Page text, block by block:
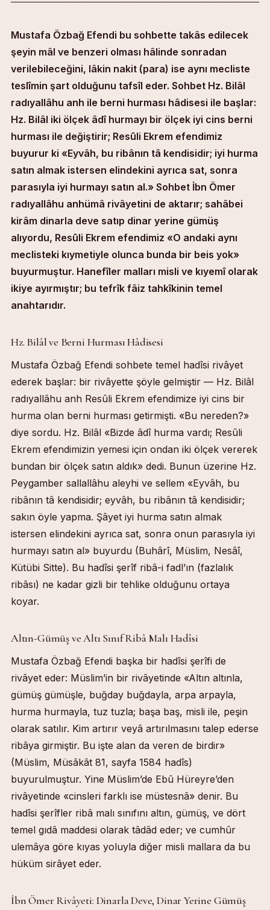
Mustafa Özbağ Efendi bu sohbette takâs edilecek
şeyin mâl ve benzeri olması hâlinde sonradan
verilebileceğini, lâkin nakit (para) ise aynı mecliste
teslîmin şart olduğunu tafsîl eder. Sohbet Hz. Bilâl
radıyallâhu anh ile berni hurması hâdisesi ile başlar:
Hz. Bilâl iki ölçek âdî hurmayı bir ölçek iyi cins berni
hurması ile değiştirir; Resûli Ekrem efendimiz
buyurur ki «Eyvâh, bu ribânın tâ kendisidir; iyi hurma
satın almak istersen elindekini ayrıca sat, sonra
parasıyla iyi hurmayı satın al.» Sohbet İbn Ömer
radıyallâhu anhümâ rivâyetini de aktarır; sahâbei
kirâm dinarla deve satıp dinar yerine gümüş
alıyordu, Resûli Ekrem efendimiz «O andaki aynı
meclisteki kıymetiyle olunca bunda bir beis yok»
buyurmuştur. Hanefîler malları misli ve kıyemî olarak
ikiye ayırmıştır; bu tefrîk fâiz tahkîkinin temel
anahtarıdır.
Altın-Gümüş ve Altı Sınıf Ribâ Malı Hadîsi
İbn Ömer Rivâyeti: Dinarla Deve, Dinar Yerine Gümüş
Misli Mallar ve Kıyemî Mallar Tefrîkı
Misli Mâlın Telefi ve Misliyle Tazmin
Klima Misâli ve Aksesuar Farkı
Eski Halı Karşılığı Yeni Halı Misâli
İlgili Sohbetler
Hz. Bilâl ve Berni Hurması Hâdisesi
Mustafa Özbağ Efendi sohbete temel hadîsi rivâyet
ederek başlar: bir rivâyette şöyle gelmiştir — Hz. Bilâl
radıyallâhu anh Resûli Ekrem efendimize iyi cins bir
hurma olan berni hurması getirmişti. «Bu nereden?»
diye sordu. Hz. Bilâl «Bizde âdî hurma vardı; Resûli
Ekrem efendimizin yemesi için ondan iki ölçek vererek
bundan bir ölçek satın aldık» dedi. Bunun üzerine Hz.
Peygamber sallallâhu aleyhi ve sellem «Eyvâh, bu
ribânın tâ kendisidir; eyvâh, bu ribânın tâ kendisidir;
sakın öyle yapma. Şâyet iyi hurma satın almak
istersen elindekini ayrıca sat, sonra onun parasıyla iyi
hurmayı satın al» buyurdu (Buhârî, Müslim, Nesâî,
Kütübi Sitte). Bu hadîsi şerîf ribâ-i fadl’ın (fazlalık
ribâsı) ne kadar gizli bir tehlike olduğunu ortaya
koyar.
Altın-Gümüş ve Altı Sınıf Ribâ Malı Hadîsi
Mustafa Özbağ Efendi başka bir hadîsi şerîfi de
rivâyet eder: Müslim’in bir rivâyetinde «Altın altınla,
gümüş gümüşle, buğday buğdayla, arpa arpayla,
hurma hurmayla, tuz tuzla; başa baş, misli ile, peşin
olarak satılır. Kim artırır veyâ artırılmasını talep ederse
ribâya girmiştir. Bu işte alan da veren de birdir»
(Müslim, Müsâkât 81, sayfa 1584 hadîs)
buyurulmuştur. Yine Müslim’de Ebû Hüreyre’den
rivâyetinde «cinsleri farklı ise müstesnâ» denir. Bu
hadîsi şerîfler ribâ malı sınıfını altın, gümüş, ve dört
temel gıdâ maddesi olarak tâdâd eder; ve cumhûr
ulemâya göre kıyas yoluyla diğer misli mallara da bu
hüküm sirâyet eder.
İbn Ömer Rivâyeti: Dinarla Deve, Dinar Yerine Gümüş